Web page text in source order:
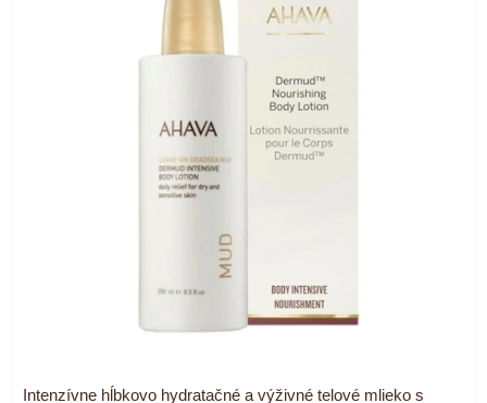
Intenzívne hĺbkovo hydratačné a výživné telové mlieko s